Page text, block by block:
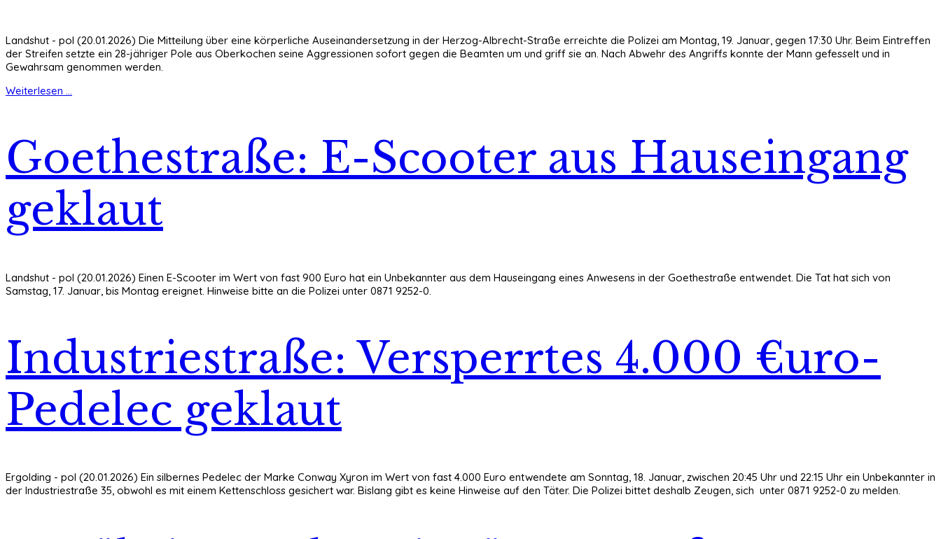
Landshut - pol (20.01.2026) Die Mitteilung über eine körperliche Auseinandersetzung in der Herzog-Albrecht-Straße erreichte die Polizei am Montag, 19. Januar, gegen 17:30 Uhr. Beim Eintreffen
der Streifen setzte ein 28-jähriger Pole aus Oberkochen seine Aggressionen sofort gegen die Beamten um und griff sie an. Nach Abwehr des Angriffs konnte der Mann gefesselt und in
Gewahrsam genommen werden.
Weiterlesen ...
Goethestraße: E-Scooter aus Hauseingang
geklaut
Landshut - pol (20.01.2026) Einen E-Scooter im Wert von fast 900 Euro hat ein Unbekannter aus dem Hauseingang eines Anwesens in der Goethestraße entwendet. Die Tat hat sich von
Samstag, 17. Januar, bis Montag ereignet. Hinweise bitte an die Polizei unter 0871 9252-0.
Industriestraße: Versperrtes 4.000 €uro-
Pedelec geklaut
Ergolding - pol (20.01.2026) Ein silbernes Pedelec der Marke Conway Xyron im Wert von fast 4.000 Euro entwendete am Sonntag, 18. Januar, zwischen 20:45 Uhr und 22:15 Uhr ein Unbekannter in
der Industriestraße 35, obwohl es mit einem Kettenschloss gesichert war. Bislang gibt es keine Hinweise auf den Täter. Die Polizei bittet deshalb Zeugen, sich unter 0871 9252-0 zu melden.